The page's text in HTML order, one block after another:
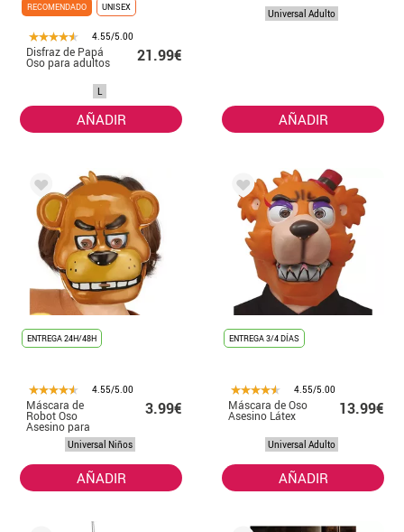
RECOMENDADO
UNISEX
4.55/5.00
Disfraz de Papá
Oso para adultos 21.99€
L
AÑADIR
Universal Adulto
AÑADIR
ENTREGA 24H/48H
4.55/5.00
Máscara de
Robot Oso
Asesino para
3.99€
Universal Niños
AÑADIR
ENTREGA 3/4 DÍAS
4.55/5.00
Máscara de Oso
Asesino Látex 13.99€
Universal Adulto
AÑADIR